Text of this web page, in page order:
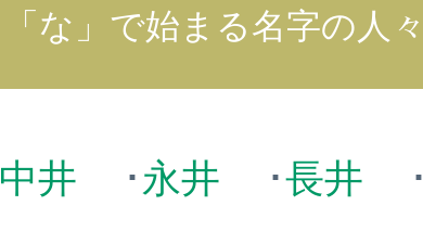
「な」で始まる名字の人々
中井 ･永井 ･長井 ･